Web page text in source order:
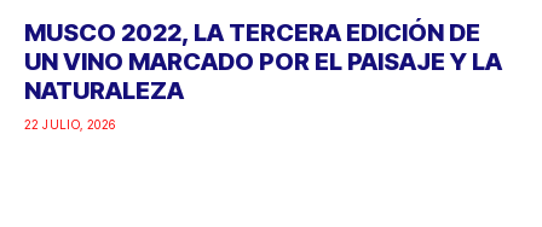
MUSCO 2022, LA TERCERA EDICIÓN DE
UN VINO MARCADO POR EL PAISAJE Y LA
NATURALEZA
22 JULIO, 2026